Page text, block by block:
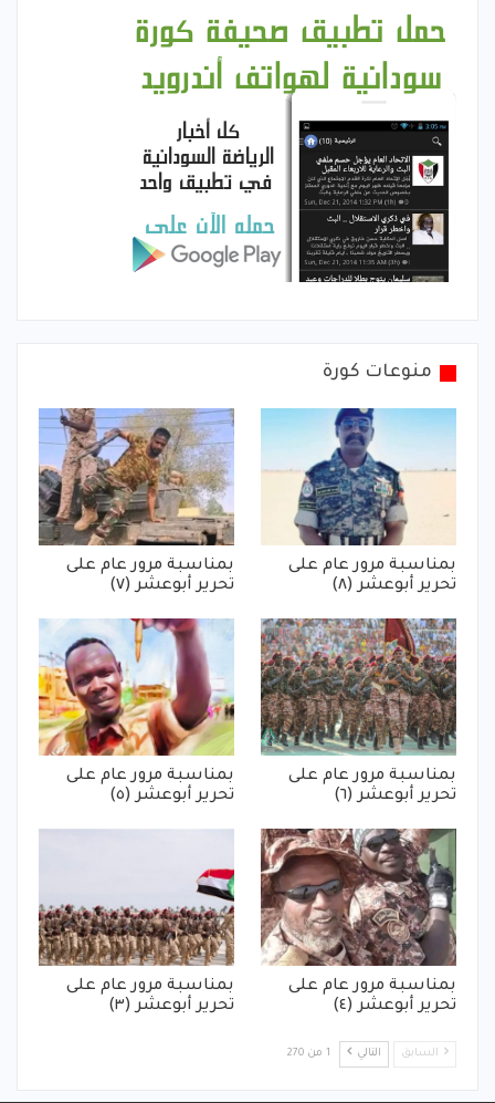
منوعات كورة
بمناسبة مرور عام على
تحرير أبوعشر (٨)
بمناسبة مرور عام على
تحرير أبوعشر (٧)
بمناسبة مرور عام على
تحرير أبوعشر (٦)
بمناسبة مرور عام على
تحرير أبوعشر (٥)
بمناسبة مرور عام على
تحرير أبوعشر (٤)
بمناسبة مرور عام على
تحرير أبوعشر (٣)
السابق التالي 1 من 270